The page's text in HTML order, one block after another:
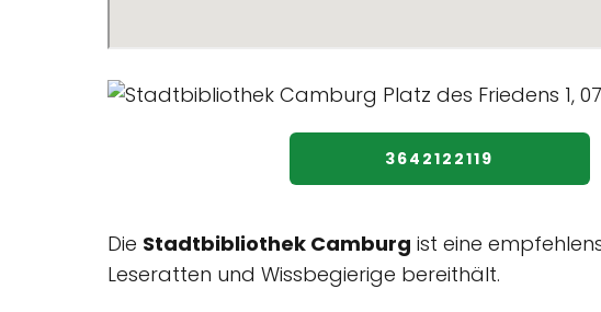
3642122119
Die Stadtbibliothek Camburg ist eine
Leseratten und Wissbegierige bereithält.